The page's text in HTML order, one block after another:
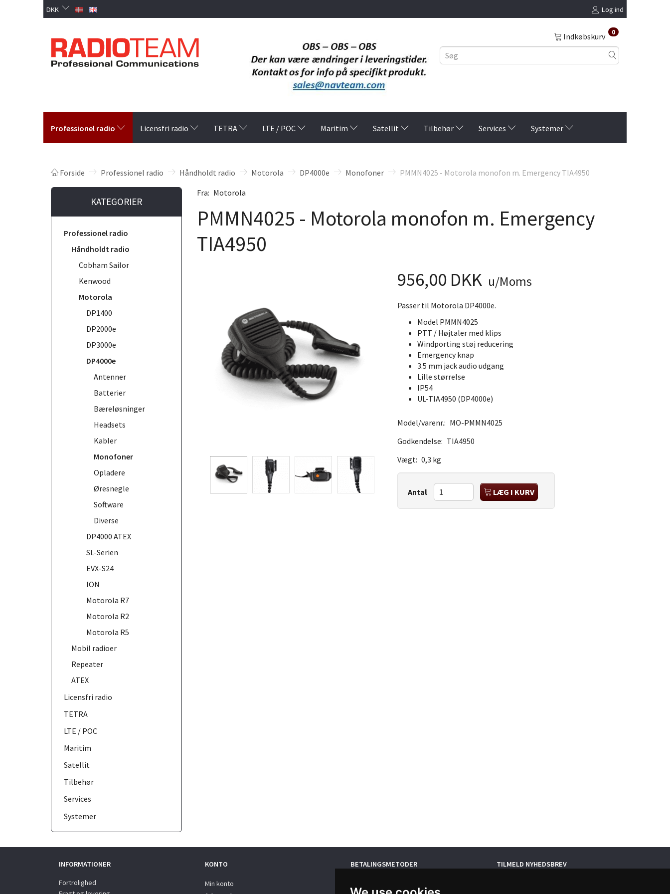
DKK Log ind
Indkøbskurv 0
Professionel radio Licensfri radio TETRA LTE / POC Maritim Satellit Tilbehør Services Systemer
Forside Professionel radio Håndholdt radio Motorola DP4000e Monofoner PMMN4025 - Motorola monofon m. Emergency TIA4950
KATEGORIER
Professionel radio
Håndholdt radio
Cobham Sailor
Kenwood
Motorola
DP1400
DP2000e
DP3000e
DP4000e
Antenner
Batterier
Bæreløsninger
Headsets
Kabler
Monofoner
Opladere
Øresnegle
Software
Diverse
DP4000 ATEX
SL-Serien
EVX-S24
ION
Motorola R7
Motorola R2
Motorola R5
Mobil radioer
Repeater
ATEX
Licensfri radio
TETRA
LTE / POC
Maritim
Satellit
Tilbehør
Services
Systemer
Fra: Motorola
PMMN4025 - Motorola monofon m. Emergency
TIA4950
956,00 DKK u/Moms
Passer til Motorola DP4000e.
Model PMMN4025
PTT / Højtaler med klips
Windporting støj reducering
Emergency knap
3.5 mm jack audio udgang
Lille størrelse
IP54
UL-TIA4950 (DP4000e)
Model/varenr.: MO-PMMN4025
Godkendelse: TIA4950
Vægt: 0,3 kg
Antal LÆG I KURV
INFORMATIONER
Fortrolighed
KONTO
Min konto
BETALINGSMETODER
TILMELD NYHEDSBREV